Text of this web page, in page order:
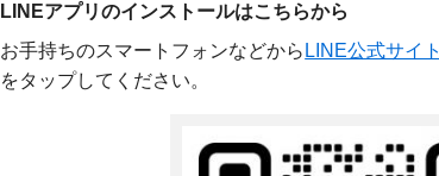
LINEアプリのインストールはこちらから
お手持ちのスマートフォンなどから LINE公式サイト
をタップしてください。